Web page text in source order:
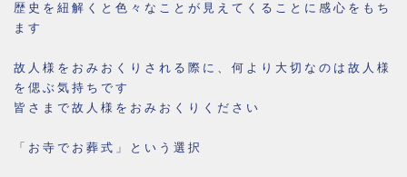
歴史を紐解くと色々なことが見えてくることに感心をもち
ます
故人様をおみおくりされる際に、何より大切なのは故人様
を偲ぶ気持ちです
皆さまで故人様をおみおくりください
「お寺でお葬式」という選択